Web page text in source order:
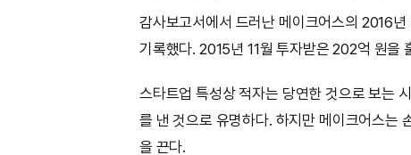
감사보고서에서 드러난 메이크어스의 2016
기록했다. 2015년 11월 투자받은 202억 원을
스타트업 특성상 적자는 당연한 것으로 보는
를 낸 것으로 유명하다. 하지만 메이크어스는
을 끈다.